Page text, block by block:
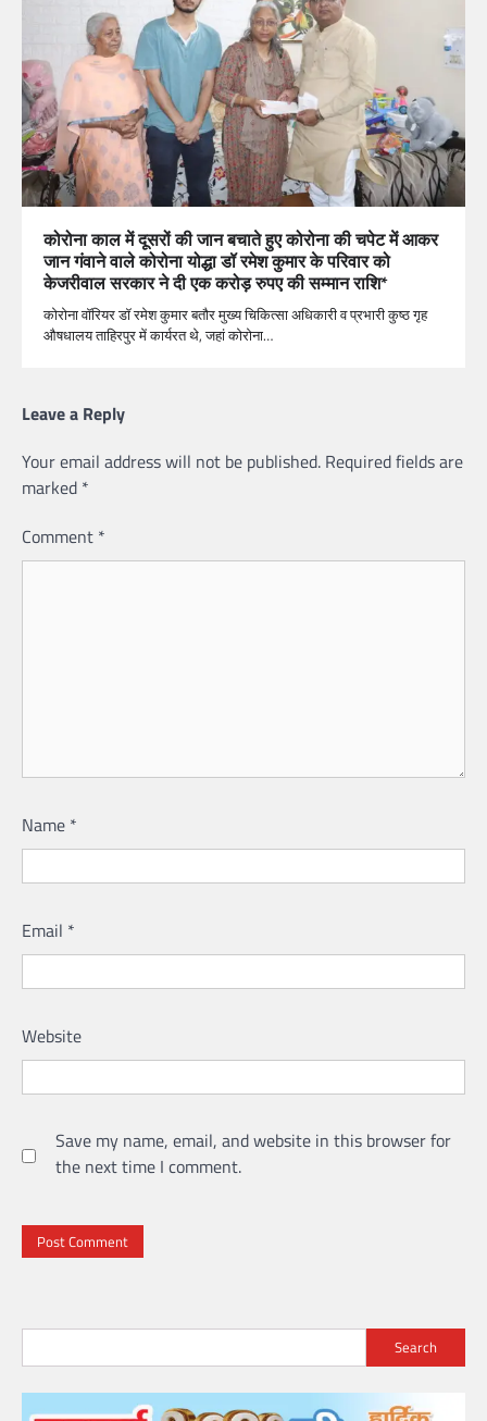
कोरोना काल में दूसरों की जान बचाते हुए कोरोना की चपेट में आकर
जान गंवाने वाले कोरोना योद्धा डॉ रमेश कुमार के परिवार को
केजरीवाल सरकार ने दी एक करोड़ रुपए की सम्मान राशि*
कोरोना वॉरियर डॉ रमेश कुमार बतौर मुख्य चिकित्सा अधिकारी व प्रभारी कुष्ठ गृह
औषधालय ताहिरपुर में कार्यरत थे, जहां कोरोना…
Leave a Reply
Your email address will not be published. Required fields are
marked *
Comment *
Name *
Email *
Website
Save my name, email, and website in this browser for
the next time I comment.
Search